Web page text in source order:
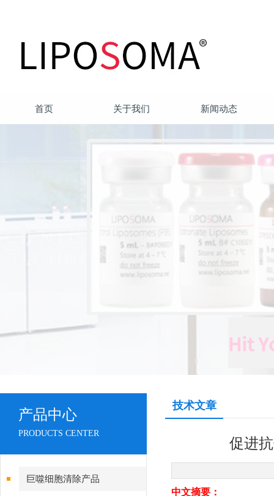
首页 关于我们 新闻动态
产品中心
PRODUCTS CENTER
巨噬细胞清除产品
技术文章
促进
中文摘要：